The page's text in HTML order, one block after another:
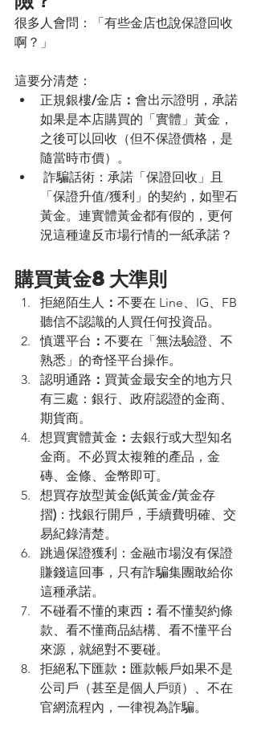
很多人會問：「有些金店也說保證回收
啊？」
這要分清楚：
正規銀樓/金店 ： 會出示證明，承諾
如果是本店購買的「實體」黃金，
之後可以回收（但不保證價格，是
隨當時市價）。
「保證升值/獲利」的契約，如聖石
黃金。連實體黃金都有假的，更何
況這種違反市場行情的一紙承諾？
購買黃金8大準則
拒絕陌生人 ： 不要在 Line、IG、FB
聽信不認識的人買任何投資品。
慎選平台 ： 不要在「無法驗證、不
熟悉」的奇怪平台操作。
認明通路 ： 買黃金最安全的地方只
有三處：銀行、政府認證的金商、
期貨商。
想買實體黃金 ： 去銀行或大型知名
金商。不必買太複雜的產品，金
磚、金條、金幣即可。
想買存放型黃金(紙黃金/黃金存
摺) ：找銀行開戶，手續費明確、交
易紀錄清楚。
跳過保證獲利：金融市場沒有保證
賺錢這回事，只有詐騙集團敢給你
這種承諾。
不碰看不懂的東西 ： 看不懂契約條
款、看不懂商品結構、看不懂平台
來源，就絕對不要碰。
拒絕私下匯款 ： 匯款帳戶如果不是
公司戶（甚至是個人戶頭）、不在
官網流程內，一律視為詐騙。